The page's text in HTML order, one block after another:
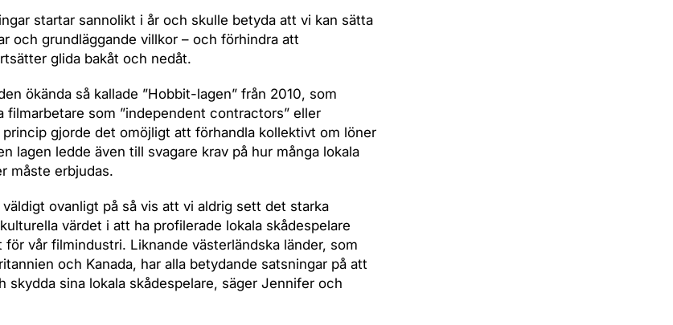
startar sannolikt i år och skulle betyda att vi kan sätta
och grundläggande villkor – och förhindra att
glida bakåt och nedåt.
ökända så kallade ”Hobbit-lagen” från 2010, som
filmarbetare som ”independent contractors” eller
gjorde det omöjligt att förhandla kollektivt om löner
lagen ledde även till svagare krav på hur många lokala
måste erbjudas.
väldigt ovanligt på så vis att vi aldrig sett det starka
värdet i att ha profilerade lokala skådespelare
vår filmindustri. Liknande västerländska länder, som
och Kanada, har alla betydande satsningar på att
skydda sina lokala skådespelare, säger Jennifer och